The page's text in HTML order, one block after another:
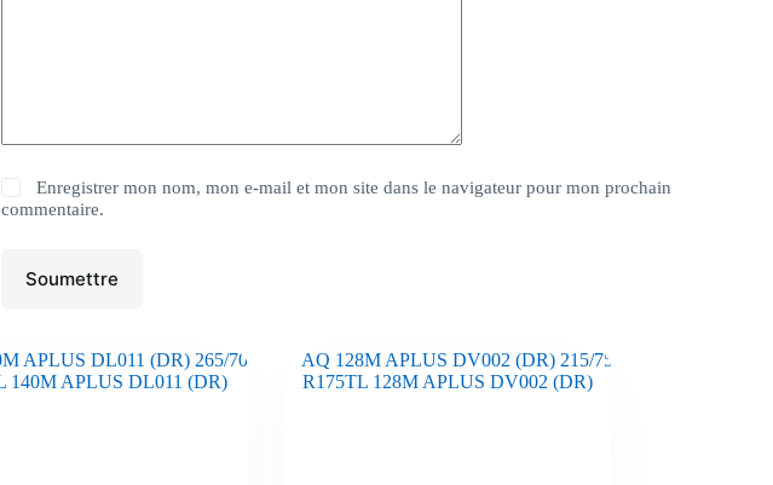
Enregistrer mon nom, mon e-mail et mon site dans le navigateur pour mon prochain
commentaire.
Soumettre